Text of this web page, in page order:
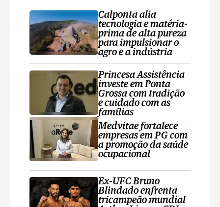
Calponta alia
tecnologia e matéria-
prima de alta pureza
para impulsionar o
agro e a indústria
Princesa Assistência
investe em Ponta
Grossa com tradição
e cuidado com as
famílias
Medvitae fortalece
empresas em PG com
a promoção da saúde
ocupacional
Ex-UFC Bruno
Blindado enfrenta
tricampeão mundial